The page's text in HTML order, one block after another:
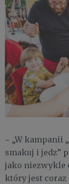
- „W kampanii
smakuj i jedz”
jako niezwykle
który jest coraz